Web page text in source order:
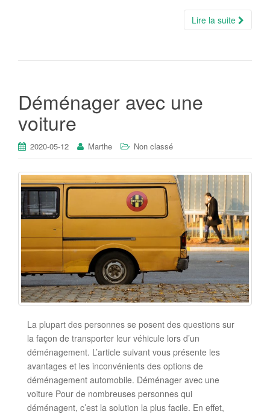
Lire la suite
Déménager avec une
voiture
2020-05-12 Marthe Non classé
La plupart des personnes se posent des questions sur
la façon de transporter leur véhicule lors d’un
déménagement. L’article suivant vous présente les
avantages et les inconvénients des options de
déménagement automobile. Déménager avec une
voiture Pour de nombreuses personnes qui
déménagent, c’est la solution la plus facile. En effet,